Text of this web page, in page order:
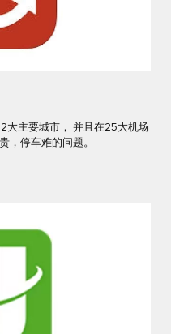
大主要城市， 并且在25大机场
，停车难的问题。